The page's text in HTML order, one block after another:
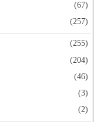
(67)
(257)
(255)
(204)
(46)
(3)
(2)